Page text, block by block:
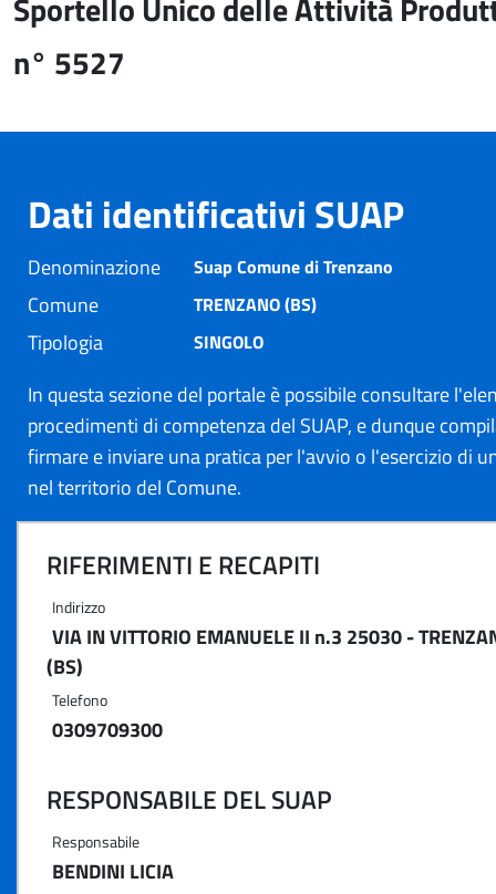
n° 5527
Dati identificativi SUAP
Denominazione Suap Comune di Trenzano
Comune TRENZANO (BS)
Tipologia SINGOLO
In questa sezione del portale è possibile consultare
procedimenti di competenza del SUAP, e dunque
firmare e inviare una pratica per l'avvio o l'esercizio di
nel territorio del Comune.
RIFERIMENTI E RECAPITI
Indirizzo
VIA IN VITTORIO EMANUELE II n.3 25030 -
(BS)
Telefono
0309709300
RESPONSABILE DEL SUAP
Responsabile
BENDINI LICIA